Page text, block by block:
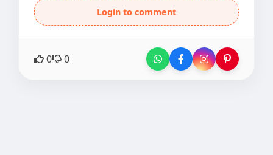
Login to comment
0 0